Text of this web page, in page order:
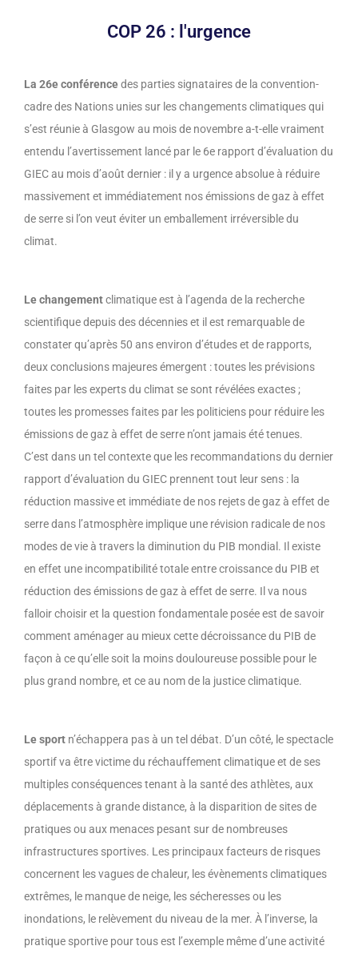
COP 26 : l'urgence
La 26e conférencedes parties signataires de la convention-
cadre des Nations unies sur les changements climatiques qui
s’est réunie à Glasgow au mois de novembre a-t-elle vraiment
entendu l’avertissement lancé par le 6e rapport d’évaluation du
GIEC au mois d’août dernier : il y a urgence absolue à réduire
massivement et immédiatement nos émissions de gaz à effet
de serre si l’on veut éviter un emballement irréversible du
climat.
Le changementclimatique est à l’agenda de la recherche
scientifique depuis des décennies et il est remarquable de
constater qu’après 50 ans environ d’études et de rapports,
deux conclusions majeures émergent : toutes les prévisions
faites par les experts du climat se sont révélées exactes ;
toutes les promesses faites par les politiciens pour réduire les
émissions de gaz à effet de serre n’ont jamais été tenues.
C’est dans un tel contexte que les recommandations du dernier
rapport d’évaluation du GIEC prennent tout leur sens : la
réduction massive et immédiate de nos rejets de gaz à effet de
serre dans l’atmosphère implique une révision radicale de nos
modes de vie à travers la diminution du PIB mondial. Il existe
en effet une incompatibilité totale entre croissance du PIB et
réduction des émissions de gaz à effet de serre. Il va nous
falloir choisir et la question fondamentale posée est de savoir
comment aménager au mieux cette décroissance du PIB de
façon à ce qu’elle soit la moins douloureuse possible pour le
plus grand nombre, et ce au nom de la justice climatique.
Le sport n’échappera pas à un tel débat. D’un côté, le spectacle
sportif va être victime du réchauffement climatique et de ses
multiples conséquences tenant à la santé des athlètes, aux
déplacements à grande distance, à la disparition de sites de
pratiques ou aux menaces pesant sur de nombreuses
infrastructures sportives. Les principaux facteurs de risques
concernent les vagues de chaleur, les évènements climatiques
extrêmes, le manque de neige, les sécheresses ou les
inondations, le relèvement du niveau de la mer. À l’inverse, la
pratique sportive pour tous est l’exemple même d’une activité